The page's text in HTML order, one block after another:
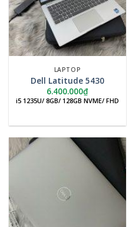
LAPTOP
Dell Latitude 5430
6.400.000₫
i5 1235U/ 8GB/ 128GB NVME/ FHD